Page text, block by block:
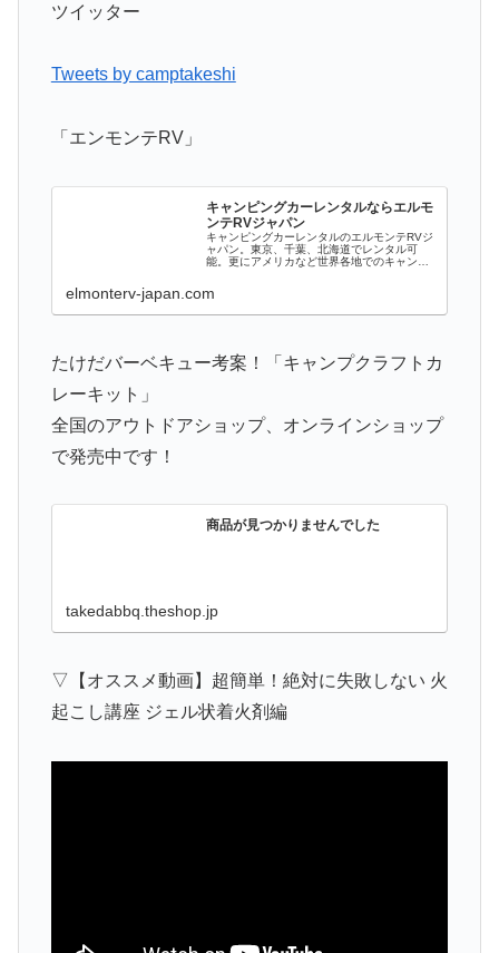
ツイッター
Tweets by camptakeshi
「エンモンテRV」
キャンピングカーレンタルならエルモ
ンテRVジャパン
キャンピングカーレンタルのエルモンテRVジ
ャパン。東京、千葉、北海道でレンタル可
能。更にアメリカなど世界各地でのキャンピ
elmonterv-japan.com
たけだバーベキュー考案！「キャンプクラフトカ
レーキット」
全国のアウトドアショップ、オンラインショップ
で発売中です！
商品が見つかりませんでした
takedabbq.theshop.jp
▽【オススメ動画】超簡単！絶対に失敗しない 火
起こし講座 ジェル状着火剤編